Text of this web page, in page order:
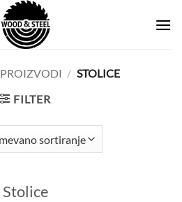
PROIZVODI / STOLICE
FILTER
Stolice